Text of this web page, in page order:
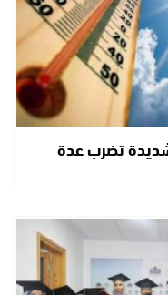
شديدة تضرب عدة